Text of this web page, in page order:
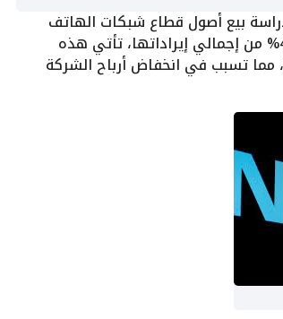
بيع أصول قطاع شبكات الهاتف
المحمول، الذي يُعتبر من أهم أقسامها، حيث يساهم بحوالي 44% من إجمالي إيراداتها، تأتي هذه
تسبب في انخفاض أرباح الشركة